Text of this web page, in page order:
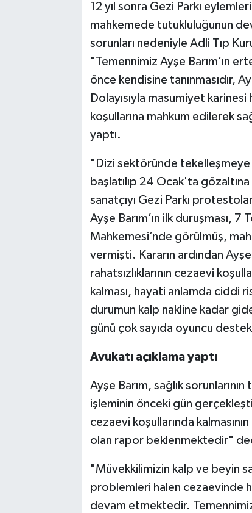
12 yıl sonra Gezi Parkı
mahkemede tutukluluğunun
sorunları nedeniyle Adli Tıp
"Temennimiz Ayşe Barım’ın
önce kendisine tanınmasıdır,
Dolayısıyla masumiyet
koşullarına mahkum edilerek
yaptı.
"Dizi sektöründe tekelleşmeye
başlatılıp 24 Ocak'ta
sanatçıyı Gezi Parkı
Ayşe Barım’ın ilk duruşması,
Mahkemesi’nde görülmüş,
vermişti. Kararın ardından
rahatsızlıklarının cezaevi
kalması, hayati anlamda ciddi
durumun kalp nakline kadar
günü çok sayıda oyuncu
Avukatı açıklama yaptı
Ayşe Barım, sağlık
işleminin önceki gün
cezaevi koşullarında
olan rapor beklenmektedir"
"Müvekkilimizin kalp ve beyin
problemleri halen cezaevinde
devam etmektedir.